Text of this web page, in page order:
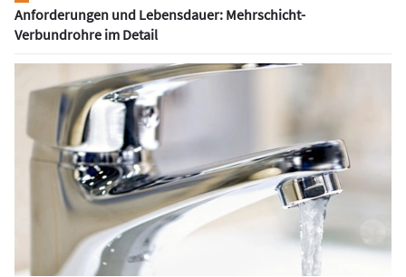
Anforderungen und Lebensdauer: Mehrschicht-
Verbundrohre im Detail